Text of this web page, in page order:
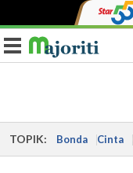
Toggle navigation
TOPIK: Bonda Cinta